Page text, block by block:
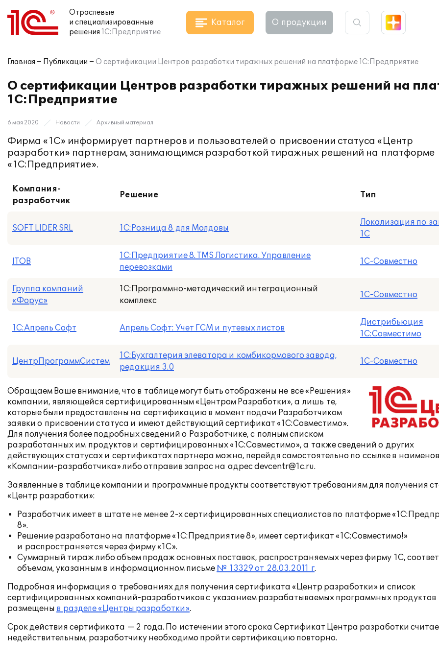
Отраслевые
и специализированные
решения 1С:Предприятие
Каталог О продукции
Главная Публикации О сертификации Центров разработки тиражных решений на платформе 1С:Предприятие
О сертификации Центров разработки тиражных решений на
1С:Предприятие
6 мая 2020 Новости Архивный материал
Фирма «1С» информирует партнеров и пользователей о присвоении статуса «Центр
разработки» партнерам, занимающимся разработкой тиражных решений на платформе
«1С:Предприятие».
Компания-
разработчик
Решение Тип
SOFT LIDER SRL 1С:Розница 8 для Молдовы
Локализация по
1С
ITOB
1С:Предприятие 8. TMS Логистика. Управление
перевозками
1С-Совместно
Группа компаний
«Форус»
1С:Программно-методический интеграционный
комплекс
1С-Совместно
1С:Апрель Софт Апрель Софт: Учет ГСМ и путевых листов
Дистрибьюция
1С:Совместимо
ЦентрПрограммСистем
1С:Бухгалтерия элеватора и комбикормового завода,
редакция 3.0
1С-Совместно
Обращаем Ваше внимание, что в таблице могут быть отображены не все «Решения»
компании, являющейся сертифицированным «Центром Разработки», а лишь те,
которые были предоставлены на сертификацию в момент подачи Разработчиком
заявки о присвоении статуса и имеют действующий сертификат «1С:Совместимо».
Для получения более подробных сведений о Разработчике, с полным списком
разработанных им продуктов и сертифицированных «1С:Совместимо», а также сведений о других
действующих статусах и сертификатах партнера можно, перейдя самостоятельно по ссылке в
«Компании-разработчика» либо отправив запрос на адрес devcentr@1c.ru.
Заявленные в таблице компании и программные продукты соответствуют требованиям для получения
«Центр разработки»:
Разработчик имеет в штате не менее 2-хсертифицированных специалистов по платформе
8».
Решение разработано на платформе «1С:Предприятие 8», имеет сертификат «1С:Совместимо!»
и распространяется через фирму «1С».
Суммарный тираж либо объем продаж основных поставок, распространяемых через фирму 1С,
объемам, указанным в информационном письме № 13329 от 28.03.2011 г.
Подробная информация о требованиях для получения сертификата «Центр разработки» и список
сертифицированных компаний-разработчиков с указанием разрабатываемых программных продуктов
размещены в разделе «Центры разработки».
Срок действия сертификата — 2 года. По истечении этого срока Сертификат Центра разработки
недействительным, разработчику необходимо пройти сертификацию повторно.